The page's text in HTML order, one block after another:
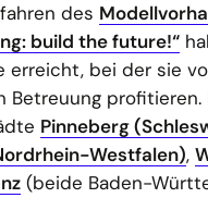
des
build the future!“
erreicht, bei der sie
Betreuung profitieren.
Pinneberg
Westfalen),
(beide Baden-